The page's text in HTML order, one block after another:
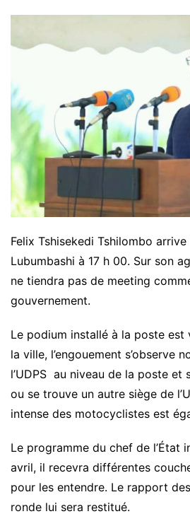
Felix Tshisekedi Tshilombo
Lubumbashi à 17 h 00. Sur son
ne tiendra pas de meeting
gouvernement.
Le podium installé à la poste est
la ville, l’engouement s’observe
l’UDPS au niveau de la poste et
ou se trouve un autre siège de
intense des motocyclistes est
Le programme du chef de l’État
avril, il recevra différentes
pour les entendre. Le rapport
ronde lui sera restitué.